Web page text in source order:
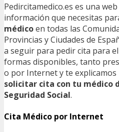
Pedircitamedico.es es una
información que necesitas
médicoen todas las
Provincias y Ciudades de
a seguir para pedir cita para
formas disponibles, tanto
o por Internet y te explicamos
solicitar cita con tu médico
Seguridad Social.
Cita Médico por Internet